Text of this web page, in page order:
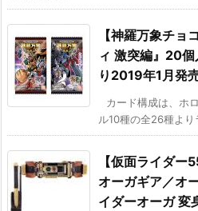
【神羅万象チョ
ィ 激突編』20
り2019年1月発
カード構成は、ホ
ル10種の全26種よ
【仮面ライダ
オーガギア／オ
イダーオーガ 変